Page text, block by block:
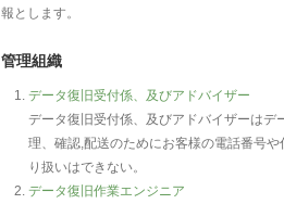
報とします。
管理組織
データ復旧受付係、及びアドバイザー
データ復旧受付係、及びアドバイザーは
理、確認,配送のためにお客様の電話番号
り扱いはできない。
データ復旧作業エンジニア